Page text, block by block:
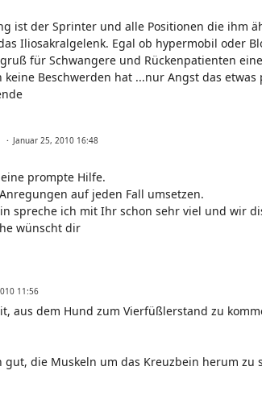
ist der Sprinter und alle Positionen die ihm
Iliosakralgelenk. Egal ob hypermobil oder
für Schwangere und Rückenpatienten
keine Beschwerden hat ...nur Angst das
Januar 25, 2010 16:48
prompte Hilfe.
auf jeden Fall umsetzen.
spreche ich mit Ihr schon sehr viel und wir
wünscht dir
11:56
aus dem Hund zum Vierfüßlerstand zu
gut, die Muskeln um das Kreuzbein herum